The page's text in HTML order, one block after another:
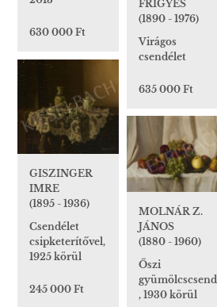
630 000 Ft
FRIGYES
(1890 - 1976)
Virágos
csendélet
635 000 Ft
GISZINGER
IMRE
(1895 - 1936)
Csendélet
csipketerítővel,
1925 körül
245 000 Ft
MOLNÁR Z.
JÁNOS
(1880 - 1960)
Őszi
, 1930 körül